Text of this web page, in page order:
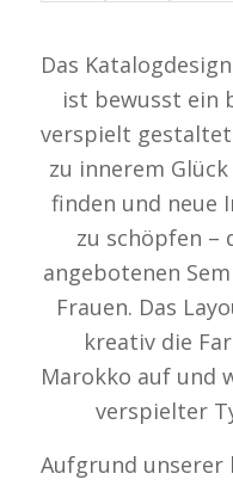
Das
ist bewusst ein
verspielt
zu innerem
finden und neue
zu schöpfen –
angebotenen
Frauen. Das
kreativ die
Marokko auf und
verspielter
Aufgrund unserer